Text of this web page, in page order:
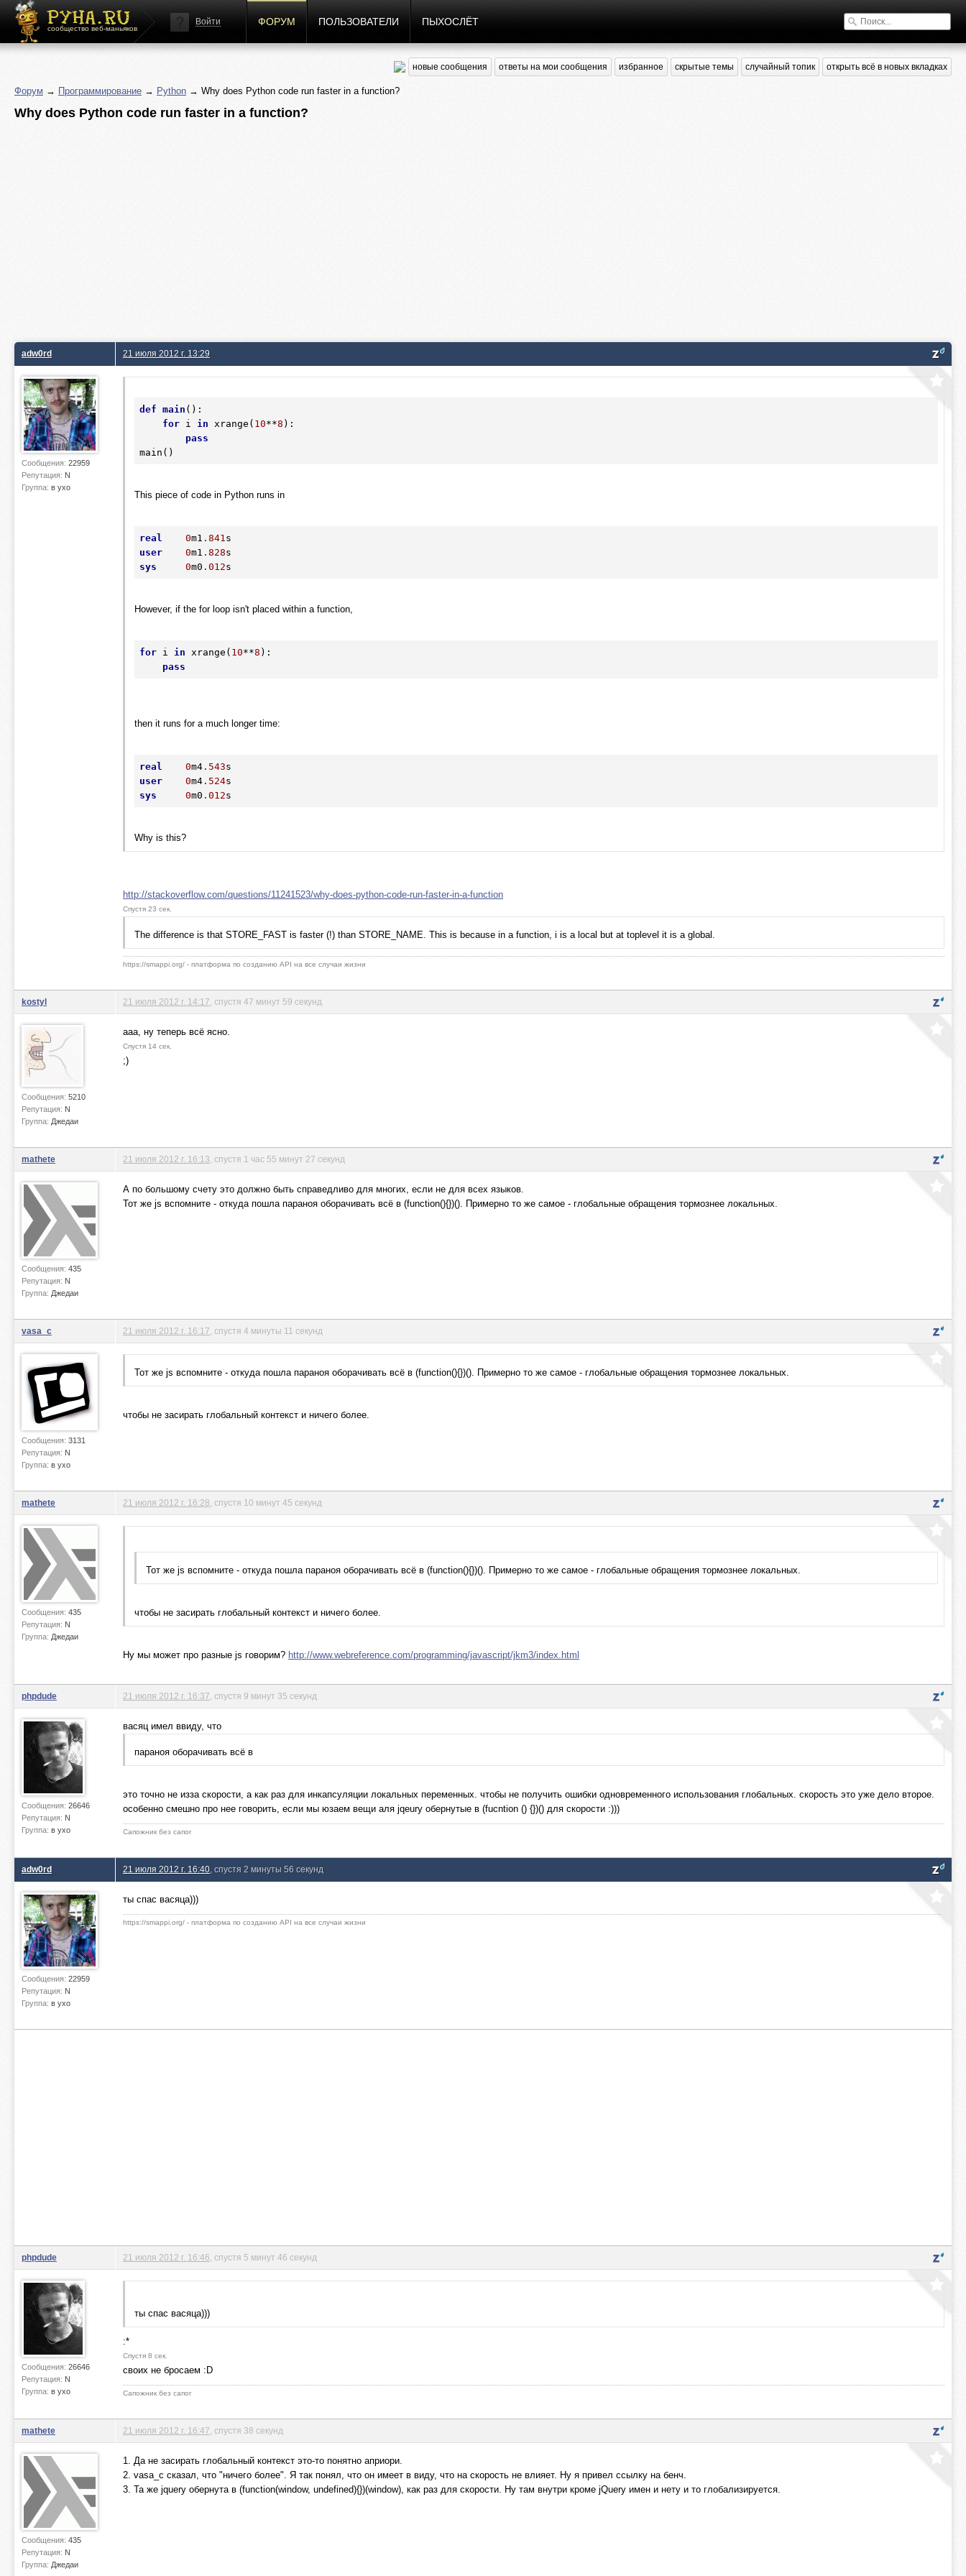
сообщество веб-маньяков
Войти ФОРУМ ПОЛЬЗОВАТЕЛИ ПЫХОСЛЁТ
новые сообщения ответы на мои сообщения избранное скрытые темы случайный топик открыть всё в новых вкладках
Форум → Программирование → Python → Why does Python code run faster in a function?
Why does Python code run faster in a function?
adw0rd
Сообщения: 22959
Репутация: N
Группа: в ухо
21 июля 2012 г. 13:29
def main () :
for i in xrange( 10**8 ):
pass
This piece of code in Python runs in
real 0m1 .841
user
0m1 .828
sys
0m0 .012
However, if the for loop isn't placed within a function,
for i in xrange( 10**8 ):
pass
then it runs for a much longer time:
real 0m4.543
user
0m4.524
sys
0m0 .012
Why is this?
http://stackoverflow.com/questions/11241523/why-does-python-code-run-faster-in-a-function
Спустя 23 сек.
The difference is that STORE_FAST is faster (!) than STORE_NAME. This is because in a function, i is a local but at toplevel it is a global.
https://smappi.org/ - платформа по созданию API на все случаи жизни
kostyl
Сообщения: 5210
Репутация: N
Группа: Джедаи
21 июля 2012 г. 14:17 , спустя 47 минут 59 секунд
ааа, ну теперь всё ясно.
Спустя 14 сек.
;)
mathete
Сообщения: 435
Репутация: N
Группа: Джедаи
21 июля 2012 г. 16:13 , спустя 1 час 55 минут 27 секунд
А по большому счету это должно быть справедливо для многих, если не для всех языков.
Тот же js вспомните - откуда пошла параноя оборачивать всё в (function(){})(). Примерно то же самое - глобальные обращения тормознее локальных.
vasa_c
Сообщения: 3131
Репутация: N
Группа: в ухо
21 июля 2012 г. 16:17 , спустя 4 минуты 11 секунд
Тот же js вспомните - откуда пошла параноя оборачивать всё в (function(){})(). Примерно то же самое - глобальные обращения тормознее локальных.
чтобы не засирать глобальный контекст и ничего более.
mathete
Сообщения: 435
Репутация: N
Группа: Джедаи
21 июля 2012 г. 16:28 , спустя 10 минут 45 секунд
Тот же js вспомните - откуда пошла параноя оборачивать всё в (function(){})(). Примерно то же самое - глобальные обращения тормознее локальных.
чтобы не засирать глобальный контекст и ничего более.
Ну мы может про разные js говорим? http://www.webreference.com/programming/javascript/jkm3/index.html
phpdude
Сообщения: 26646
Репутация: N
Группа: в ухо
21 июля 2012 г. 16:37 , спустя 9 минут 35 секунд
васяц имел ввиду, что
параноя оборачивать всё в
это точно не изза скорости, а как раз для инкапсуляции локальных переменных. чтобы не получить ошибки одновременного использования глобальных. скорость это уже дело второе.
особенно смешно про нее говорить, если мы юзаем вещи аля jqeury обернутые в (fucntion () {})() для скорости :)))
Сапожник без сапог
adw0rd
Сообщения: 22959
Репутация: N
Группа: в ухо
21 июля 2012 г. 16:40 , спустя 2 минуты 56 секунд
ты спас васяца)))
https://smappi.org/ - платформа по созданию API на все случаи жизни
phpdude
Сообщения: 26646
Репутация: N
Группа: в ухо
21 июля 2012 г. 16:46 , спустя 5 минут 46 секунд
ты спас васяца)))
:*
Спустя 8 сек.
своих не бросаем :D
Сапожник без сапог
mathete
Сообщения: 435
Репутация: N
Группа: Джедаи
21 июля 2012 г. 16:47 , спустя 38 секунд
1. Да не засирать глобальный контекст это-то понятно априори.
2. vasa_c сказал, что "ничего более". Я так понял, что он имеет в виду, что на скорость не влияет. Ну я привел ссылку на бенч.
3. Та же jquery обернута в (function(window, undefined){})(window), как раз для скорости. Ну там внутри кроме jQuery имен и нету и то глобализируется.